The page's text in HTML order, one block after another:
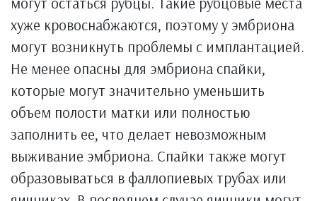
хуже кровоснабжаются, поэтому у эмбриона
могут возникнуть проблемы с имплантацией.
Не менее опасны для эмбриона спайки,
которые могут значительно уменьшить
объем полости матки или полностью
заполнить ее, что делает невозможным
выживание эмбриона. Спайки также могут
образовываться в фаллопиевых трубах или